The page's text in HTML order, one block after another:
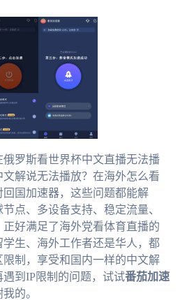
罗斯看世界杯中文直播无法播
解说无法播放？在海外怎么看
国加速器，这些问题都能解
点、多设备支持、稳定流量、
好满足了海外党看体育直播的
生、海外工作者还是华人，都
制，享受和国内一样的中文解
到IP限制的问题，试试番茄加速
的。